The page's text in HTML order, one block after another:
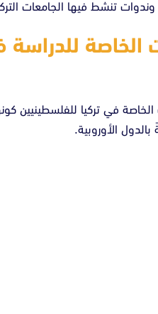
تنشط فيها الجامعات
للدراسة
في تركيا للفلسطينيين
بالدول الأوروبية.